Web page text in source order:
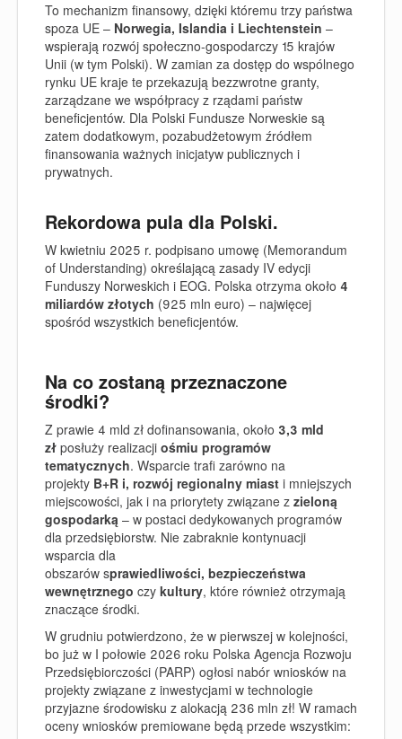
To mechanizm finansowy, dzięki któremu trzy państwa
spoza UE – Norwegia, Islandia i Liechtenstein –
wspierają rozwój społeczno-gospodarczy 15 krajów
Unii (w tym Polski). W zamian za dostęp do wspólnego
rynku UE kraje te przekazują bezzwrotne granty,
zarządzane we współpracy z rządami państw
beneficjentów. Dla Polski Fundusze Norweskie są
zatem dodatkowym, pozabudżetowym źródłem
finansowania ważnych inicjatyw publicznych i
prywatnych.
Rekordowa pula dla Polski.
W kwietniu 2025 r. podpisano umowę (Memorandum
of Understanding) określającą zasady IV edycji
Funduszy Norweskich i EOG. Polska otrzyma około 4
miliardów złotych (925 mln euro) – najwięcej
spośród wszystkich beneficjentów.
Na co zostaną przeznaczone
środki?
Z prawie 4 mld zł dofinansowania, około 3,3 mld
zł posłuży realizacji ośmiu programów
tematycznych. Wsparcie trafi zarówno na
projekty B+R i, rozwój regionalny miast i mniejszych
miejscowości, jak i na priorytety związane z zieloną
gospodarką – w postaci dedykowanych programów
dla przedsiębiorstw. Nie zabraknie kontynuacji
wsparcia dla
obszarów sprawiedliwości, bezpieczeństwa
wewnętrznego czy kultury, które również otrzymają
znaczące środki.
W grudniu potwierdzono, że w pierwszej w kolejności,
bo już w I połowie 2026 roku Polska Agencja Rozwoju
Przedsiębiorczości (PARP) ogłosi nabór wniosków na
projekty związane z inwestycjami w technologie
przyjazne środowisku z alokacją 236 mln zł! W ramach
oceny wniosków premiowane będą przede wszystkim: